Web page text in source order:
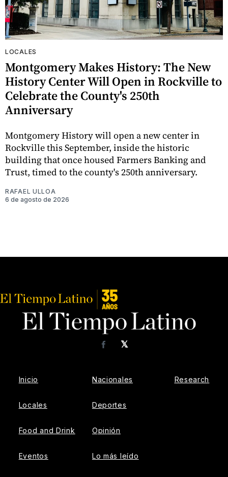
LOCALES
Montgomery Makes History: The New
History Center Will Open in Rockville to
Celebrate the County's 250th
Anniversary
Montgomery History will open a new center in
Rockville this September, inside the historic
building that once housed Farmers Banking and
Trust, timed to the county's 250th anniversary.
RAFAEL ULLOA
6 de agosto de 2026
𝕏
Facebook
Inicio
Locales
Food and Drink
Eventos
Nacionales
Deportes
Opinión
Lo más leído
Research